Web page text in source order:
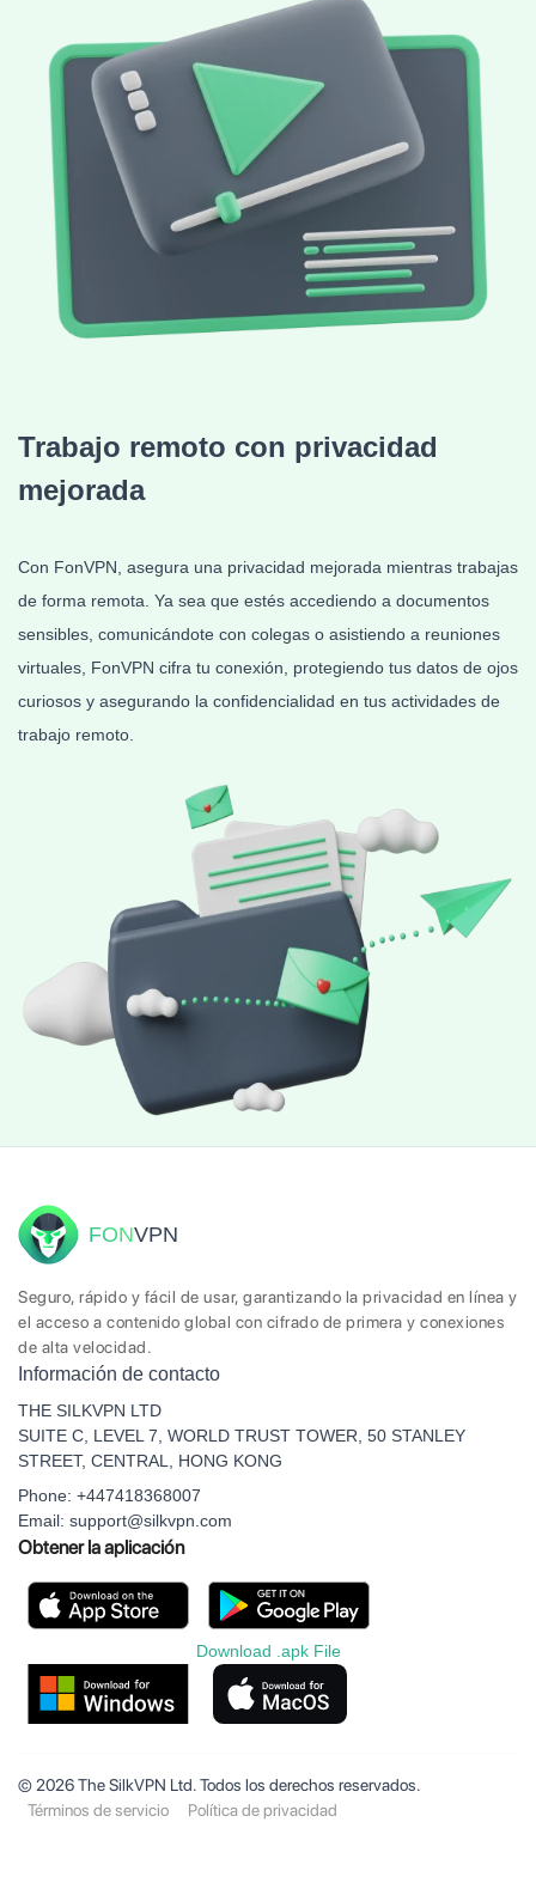
Trabajo remoto con privacidad
mejorada
Con FonVPN, asegura una privacidad mejorada mientras trabajas
de forma remota. Ya sea que estés accediendo a documentos
sensibles, comunicándote con colegas o asistiendo a reuniones
virtuales, FonVPN cifra tu conexión, protegiendo tus datos de ojos
curiosos y asegurando la confidencialidad en tus actividades de
trabajo remoto.
FONVPN
Seguro, rápido y fácil de usar, garantizando la privacidad en línea y
el acceso a contenido global con cifrado de primera y conexiones
de alta velocidad.
Información de contacto
THE SILKVPN LTD
SUITE C, LEVEL 7, WORLD TRUST TOWER, 50 STANLEY
STREET, CENTRAL, HONG KONG
Phone: +447418368007
Email: support@silkvpn.com
Obtener la aplicación
Download .apk File
© 2026 The SilkVPN Ltd. Todos los derechos reservados.
Términos de servicio
Política de privacidad